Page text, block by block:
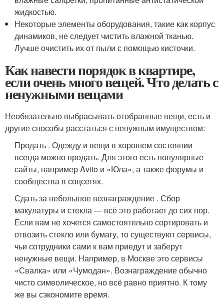
жидкостью.
Некоторые элементы оборудования, такие как корпус
динамиков, не следует чистить влажной тканью.
Лучше очистить их от пыли с помощью кисточки.
Как навести порядок в квартире,
если очень много вещей. Что делать с
ненужными вещами
Необязательно выбрасывать отобранные вещи, есть и
другие способы расстаться с ненужным имуществом:
Продать . Одежду и вещи в хорошем состоянии
всегда можно продать. Для этого есть популярные
сайты, например Avito и «Юла», а также форумы и
сообщества в соцсетях.
Сдать за небольшое вознаграждение . Сбор
макулатуры и стекла — всё это работает до сих пор.
Если вам не хочется самостоятельно сортировать и
отвозить стекло или бумагу, то существуют сервисы,
чьи сотрудники сами к вам приедут и заберут
ненужные вещи. Например, в Москве это сервисы
«Свалка» или «Чумодан». Вознаграждение обычно
чисто символическое, но всё равно приятно. К тому
же вы сэкономите время.